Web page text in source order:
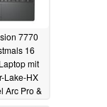
7770
16
mit
Lake-HX
Arc Pro &